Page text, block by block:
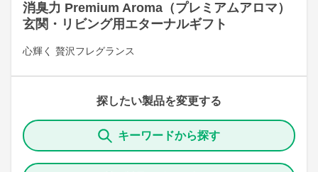
消臭力 Premium Aroma（プレミアムアロマ）
玄関・リビング用エターナルギフト
心輝く 贅沢フレグランス
探したい製品を変更する
キーワードから探す